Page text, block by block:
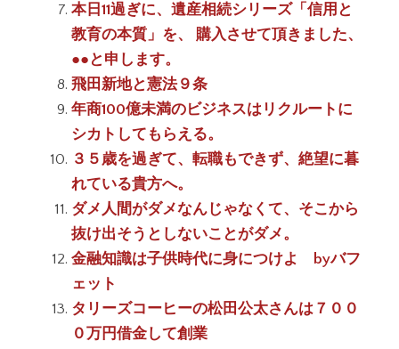
本日11過ぎに、遺産相続シリーズ「信用と
教育の本質」を、 購入させて頂きました、
●●と申します。
飛田新地と憲法９条
年商100億未満のビジネスはリクルートに
シカトしてもらえる。
３５歳を過ぎて、転職もできず、絶望に暮
れている貴方へ。
ダメ人間がダメなんじゃなくて、そこから
抜け出そうとしないことがダメ。
金融知識は子供時代に身につけよ byバフ
ェット
タリーズコーヒーの松田公太さんは７００
０万円借金して創業